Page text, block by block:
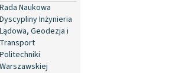
Rada Naukowa
Dyscypliny Inżynieria
Lądowa, Geodezja i
Transport
Politechniki
Warszawskiej